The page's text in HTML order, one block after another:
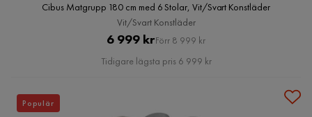
Cibus Matgrupp 180 cm med 6 Stolar, Vit/Svart Konstläder
Vit/Svart Konstläder
Pris
6 999 krOriginal
Pris
Förr 8 999 kr
Tidigare lägsta pris 6 999 kr
Populär